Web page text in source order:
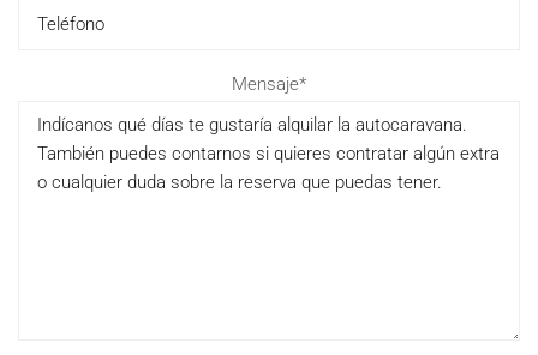
Mensaje*